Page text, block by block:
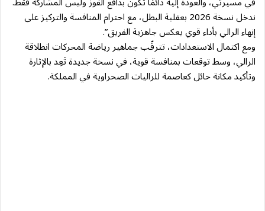
ندخل نسخة 2026 بعقلية البطل، مع احترام المنافسة والتركيز على
إنهاء الرالي بأداء قوي يعكس جاهزية الفريق”.
ومع اكتمال الاستعدادات، تترقّب جماهير رياضة المحركات انطلاقة
الرالي، وسط توقعات بمنافسة قوية، في نسخة جديدة تَعِد بالإثارة
وتأكيد مكانة حائل كعاصمة للراليات الصحراوية في المملكة.